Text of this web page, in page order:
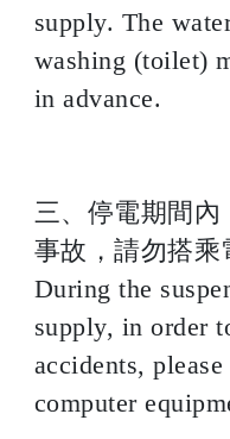
supply. The
washing (toilet)
in advance.
三、停電期間內
事故，請勿搭乘
During the
supply, in order
accidents,
computer